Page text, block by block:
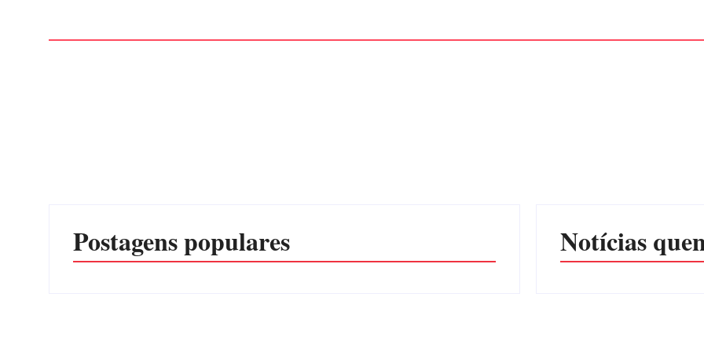
Postagens populares Notícias